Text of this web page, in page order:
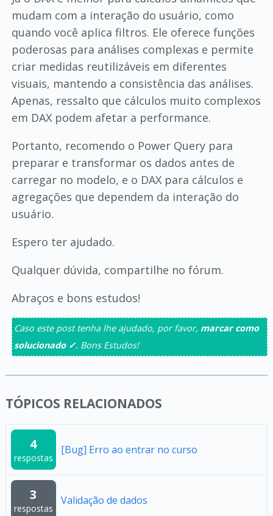
mudam com a interação do usuário, como
quando você aplica filtros. Ele oferece funções
poderosas para análises complexas e permite
criar medidas reutilizáveis em diferentes
visuais, mantendo a consistência das análises.
Apenas, ressalto que cálculos muito complexos
em DAX podem afetar a performance.
Portanto, recomendo o Power Query para
preparar e transformar os dados antes de
carregar no modelo, e o DAX para cálculos e
agregações que dependem da interação do
usuário.
Espero ter ajudado.
Qualquer dúvida, compartilhe no fórum.
Abraços e bons estudos!
Caso este post tenha lhe ajudado, por favor, marcar como
solucionado ✓. Bons Estudos!
TÓPICOS RELACIONADOS
4
respostas
[Bug] Erro ao entrar no curso
3
respostas
Validação de dados